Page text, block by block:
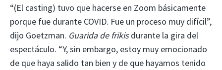
“(El casting) tuvo que hacerse en Zoom básicamente
porque fue durante COVID. Fue un proceso muy difícil”,
dijo Goetzman. Guarida de frikisdurante la gira del
espectáculo. “Y, sin embargo, estoy muy emocionado
de que haya salido tan bien y de que hayamos tenido